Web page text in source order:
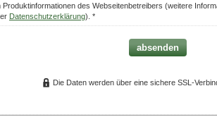
Produktinformationen des Webseitenbetreibers (weitere
Datenschutzerklärung). *
absenden
Die Daten werden über eine sichere SSL-